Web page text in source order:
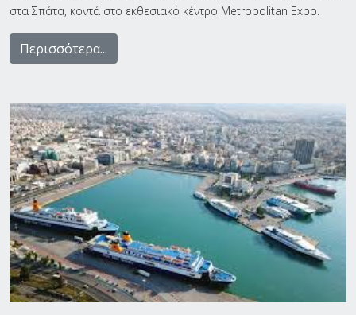
στα Σπάτα, κοντά στο εκθεσιακό κέντρο Metropolitan Expo.
Περισσότερα...